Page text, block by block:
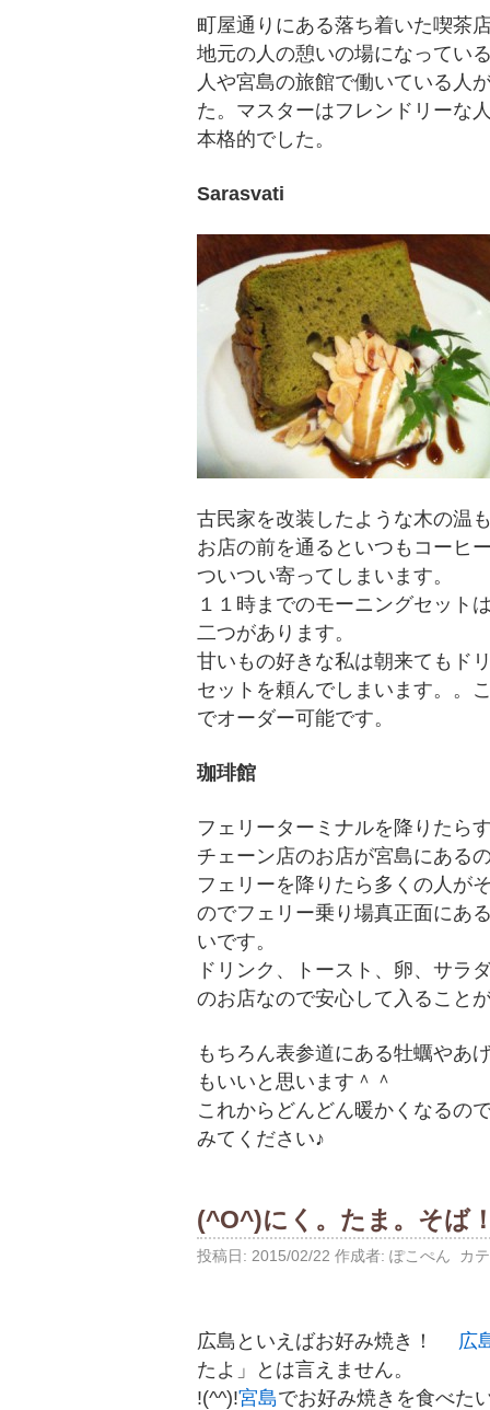
町屋通りにある落ち着いた喫茶
地元の人の憩いの場になってい
人や宮島の旅館で働いている人
た。マスターはフレンドリーな
本格的でした。
Sarasvati
古民家を改装したような木の温
お店の前を通るといつもコーヒ
ついつい寄ってしまいます。
１１時までのモーニングセット
二つがあります。
甘いもの好きな私は朝来てもド
セットを頼んでしまいます。。
でオーダー可能です。
珈琲館
フェリーターミナルを降りたら
チェーン店のお店が宮島にある
フェリーを降りたら多くの人が
のでフェリー乗り場真正面にあ
いです。
ドリンク、トースト、卵、サラ
のお店なので安心して入ること
もちろん表参道にある牡蠣やあ
もいいと思います＾＾
これからどんどん暖かくなるの
みてください♪
(^O^)にく。たま。そば
投稿日: 2015/02/22 作成者: ぽこぺん カ
広島といえばお好み焼き！ 広
たよ」とは言えません。
!(^^)!宮島でお好み焼きを食べた